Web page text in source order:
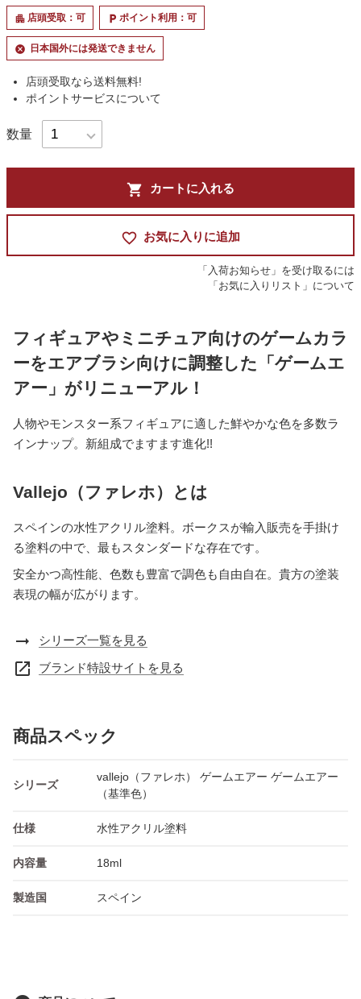
apartment 店頭受取：可 local_parking ポイント利用：可
cancel 日本国外には発送できません
店頭受取なら送料無料!
ポイントサービスについて
数量
shopping_cart カートに入れる
favorite_border お気に入りに追加
「入荷お知らせ」を受け取るには
「お気に入りリスト」について
フィギュアやミニチュア向けのゲームカラ
ーをエアブラシ向けに調整した「ゲームエ
アー」がリニューアル！
人物やモンスター系フィギュアに適した鮮やかな色を多数ラ
インナップ。新組成でますます進化!!
Vallejo（ファレホ）とは
スペインの水性アクリル塗料。ボークスが輸入販売を手掛け
る塗料の中で、最もスタンダードな存在です。
安全かつ高性能、色数も豊富で調色も自由自在。貴方の塗装
表現の幅が広がります。
arrow_right_alt シリーズ一覧を見る
open_in_new ブランド特設サイトを見る
商品スペック
シリーズ
vallejo（ファレホ） ゲームエアー ゲームエアー
（基準色）
仕様 水性アクリル塗料
内容量 18ml
製造国 スペイン